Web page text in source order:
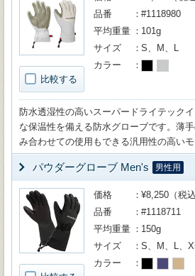
比較する
品番
#1118980
平均重量
101g
サイズ
S、M、L
カラー
防水透湿性の高いスーパードライテック
な保温性を備える防水グローブです。薄
み合わせての使用もできる汎用性の高いモ
パウダーグローブ Men's 男性用
価格
¥8,250（税込
品番
#1118711
平均重量
150g
サイズ
S、M、L、
カラー